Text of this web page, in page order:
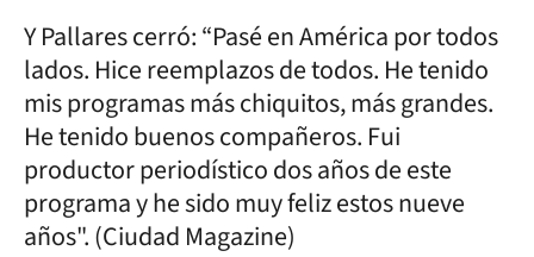
Y Pallares cerró: “Pasé en América por todos
lados. Hice reemplazos de todos. He tenido
mis programas más chiquitos, más grandes.
He tenido buenos compañeros. Fui
productor periodístico dos años de este
programa y he sido muy feliz estos nueve
años". (Ciudad Magazine)